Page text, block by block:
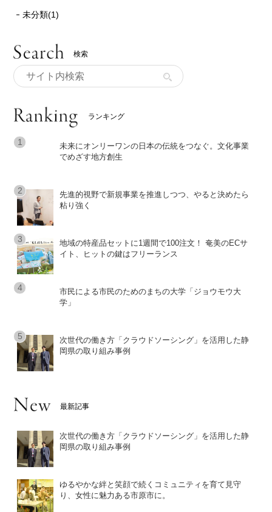
未分類(1)
検索
ランキング
未来にオンリーワンの日本の伝統をつなぐ。文化事業
でめざす地方創生
先進的視野で新規事業を推進しつつ、やると決めたら
粘り強く
地域の特産品セットに1週間で100注文！ 奄美のECサ
イト、ヒットの鍵はフリーランス
市民による市民のためのまちの大学「ジョウモウ大
学」
次世代の働き方「クラウドソーシング」を活用した静
岡県の取り組み事例
最新記事
次世代の働き方「クラウドソーシング」を活用した静
岡県の取り組み事例
ゆるやかな絆と笑顔で続くコミュニティを育て見守
り、女性に魅力ある市原市に。